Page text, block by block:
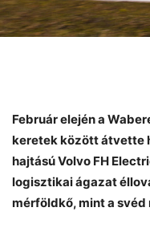
Február elején a
keretek között átvette
hajtású Volvo FH
logisztikai ágazat
mérföldkő, mint a